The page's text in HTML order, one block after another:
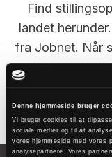
Denne hjemmeside bruger
Vi bruger cookies til at
sociale medier og til at
vores hjemmeside med vores
analysepartnere. Vores
Find
landet
fra Jobnet. Når